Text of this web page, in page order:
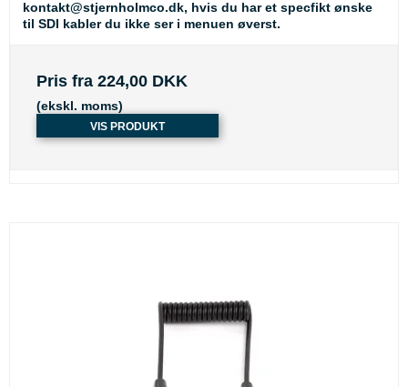
kontakt@stjernholmco.dk, hvis du har et specfikt ønske
til SDI kabler du ikke ser i menuen øverst.
Pris fra 224,00 DKK
(ekskl. moms)
VIS PRODUKT